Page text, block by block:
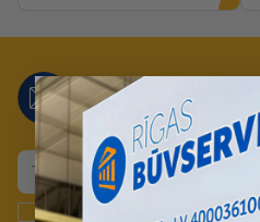
Nepalaid garām
piedāvājumus!
Apstiprinu un piekrītudatu